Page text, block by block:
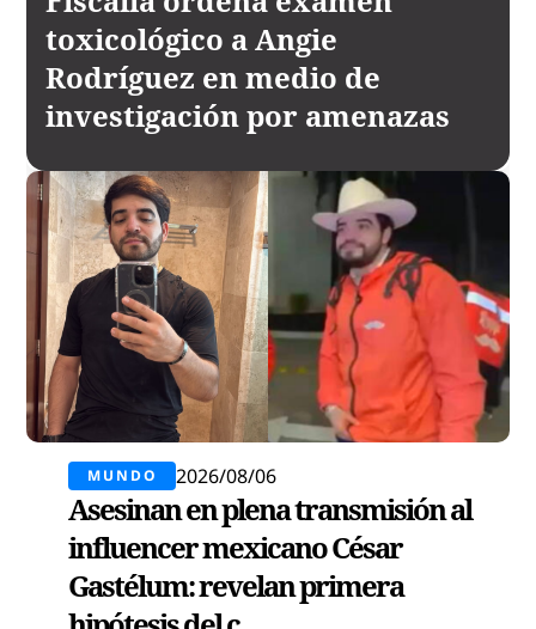
MUNDO 2026/08/06
Asesinan en plena transmisión al
influencer mexicano César
Gastélum: revelan primera
toxicológico a Angie
Rodríguez en medio de
investigación por amenazas